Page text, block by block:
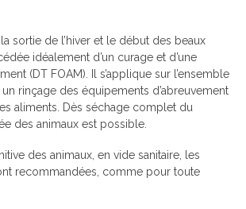
sortie de l’hiver et le début des beaux
idéalement d’un curage et d’une
(DT FOAM). Il s’applique sur l’ensemble
un rinçage des équipements d’abreuvement
aliments. Dès séchage complet du
des animaux est possible.
des animaux, en vide sanitaire, les
recommandées, comme pour toute